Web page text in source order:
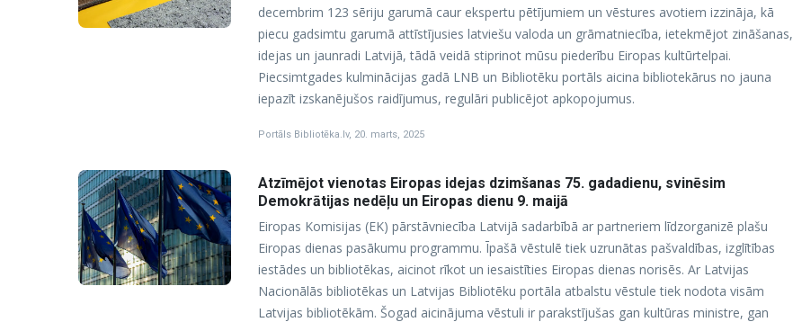
decembrim 123 sēriju garumā caur ekspertu pētījumiem un vēstures avotiem izzināja, kā
piecu gadsimtu garumā attīstījusies latviešu valoda un grāmatniecība, ietekmējot zināšanas,
idejas un jaunradi Latvijā, tādā veidā stiprinot mūsu piederību Eiropas kultūrtelpai.
Piecsimtgades kulminācijas gadā LNB un Bibliotēku portāls aicina bibliotekārus no jauna
iepazīt izskanējušos raidījumus, regulāri publicējot apkopojumus.
Portāls Bibliotēka.lv, 20. marts, 2025
Atzīmējot vienotas Eiropas idejas dzimšanas 75. gadadienu, svinēsim
Demokrātijas nedēļu un Eiropas dienu 9. maijā
Eiropas Komisijas (EK) pārstāvniecība Latvijā sadarbībā ar partneriem līdzorganizē plašu
Eiropas dienas pasākumu programmu. Īpašā vēstulē tiek uzrunātas pašvaldības, izglītības
iestādes un bibliotēkas, aicinot rīkot un iesaistīties Eiropas dienas norisēs. Ar Latvijas
Nacionālās bibliotēkas un Latvijas Bibliotēku portāla atbalstu vēstule tiek nodota visām
Latvijas bibliotēkām. Šogad aicinājuma vēstuli ir parakstījušas gan kultūras ministre, gan